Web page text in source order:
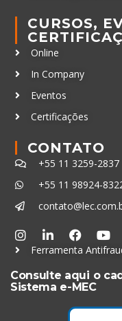
CURSOS,
Online
In Company
Eventos
Certificações
CONTATO
+55 11 3259-2837
+55 11 98924-
Ferramenta
Consulte aqui o
Sistema e-MEC